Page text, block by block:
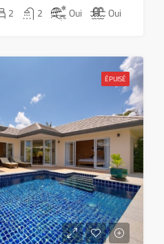
Août
mer
2 2 Oui Oui
ÉPUISÉ